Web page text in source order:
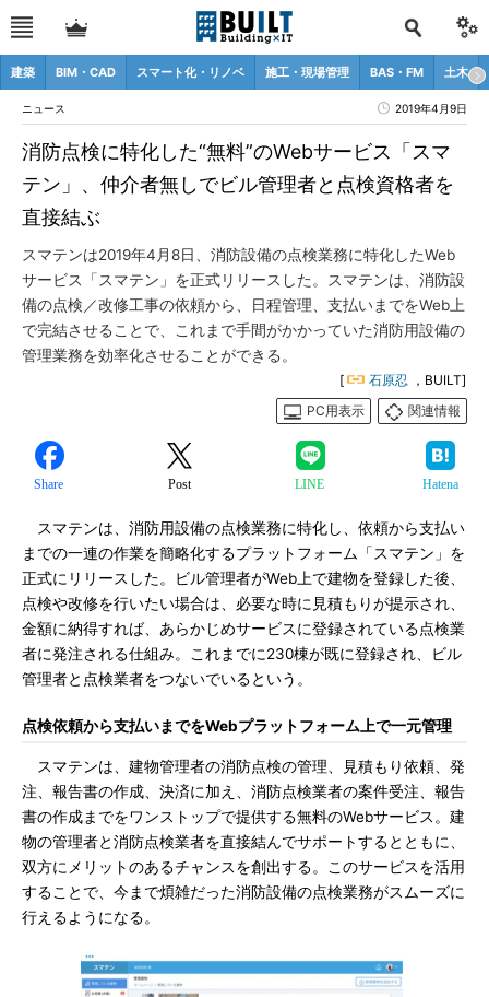
建築 BIM・CAD スマート化・リノベ 施工・現場管理 BAS・FM 土木
ニュース 2019年4月9日
消防点検に特化した“無料”のWebサービス「スマ
テン」、仲介者無しでビル管理者と点検資格者を
直接結ぶ
スマテンは2019年4月8日、消防設備の点検業務に特化したWeb
サービス「スマテン」を正式リリースした。スマテンは、消防設
備の点検／改修工事の依頼から、日程管理、支払いまでをWeb上
で完結させることで、これまで手間がかかっていた消防用設備の
管理業務を効率化させることができる。
[ 石原忍 ，BUILT]
PC用表示
関連情報
Share Post LINE Hatena
スマテンは、消防用設備の点検業務に特化し、依頼から支払い
までの一連の作業を簡略化するプラットフォーム「スマテン」を
正式にリリースした。ビル管理者がWeb上で建物を登録した後、
点検や改修を行いたい場合は、必要な時に見積もりが提示され、
金額に納得すれば、あらかじめサービスに登録されている点検業
者に発注される仕組み。これまでに230棟が既に登録され、ビル
管理者と点検業者をつないでいるという。
点検依頼から支払いまでをWebプラットフォーム上で一元管理
スマテンは、建物管理者の消防点検の管理、見積もり依頼、発
注、報告書の作成、決済に加え、消防点検業者の案件受注、報告
書の作成までをワンストップで提供する無料のWebサービス。建
物の管理者と消防点検業者を直接結んでサポートするとともに、
双方にメリットのあるチャンスを創出する。このサービスを活用
することで、今まで煩雑だった消防設備の点検業務がスムーズに
行えるようになる。